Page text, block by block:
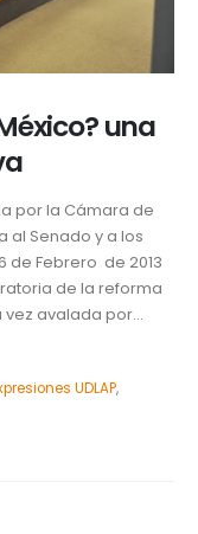
una
por la Cámara de
al Senado y a los
de Febrero de 2013
de la reforma
avalada por...
UDLAP,